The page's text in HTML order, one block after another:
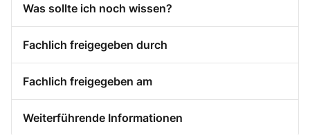
Was sollte ich noch wissen?
Fachlich freigegeben durch
Fachlich freigegeben am
Weiterführende Informationen